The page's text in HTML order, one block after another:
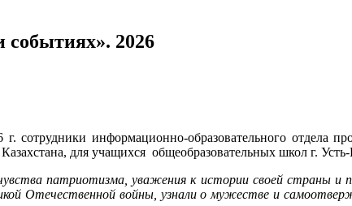
событиях». 2026
сотрудники информационно-образовательного отдела
для учащихся общеобразовательных школ г. Усть-
патриотизма, уважения к истории своей страны и
Отечественной войны, узнали о мужестве и